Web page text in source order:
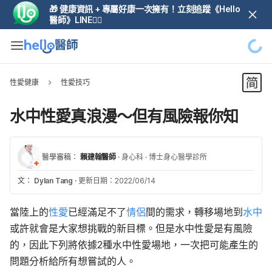
🎁 健康資訊 + 專屬好康一次擁有！立刻追蹤《Hello
醫師》LINE👆🏼
性愛健康 性愛技巧
水中性愛真浪漫～但有風險報你知
醫學審稿： 賴建翰醫師 · 身心科 · 博士身心醫學診所
文： Dylan Tang · 更新日期：2022/06/14
當陸上的性愛已經滿足不了情侶間的需求，轉移場地到 水中
或許就會是大家想挑戰的新目標。但是水中性愛是有風險
的，因此下列將依據2種水中性愛場地，一次把可能產生的
問題分析給所有想嘗試的人。